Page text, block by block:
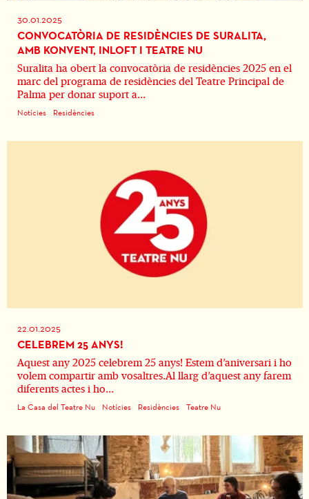
30.01.2025
CONVOCATÒRIA DE RESIDÈNCIES DE SURALITA,
AMB KONVENT, INLOFT I TEATRE NU
Suralita ha obert la convocatòria de residències 2025 en el
marc del programa de residències del Teatre Principal de
Palma per donar suport a...
Notícies Residències
22.01.2025
CELEBREM 25 ANYS!
Aquest any 2025 celebrem 25 anys! Estem d’aniversari i ho
volem compartir amb vosaltres.Al llarg d’aquest any farem
diferents actes i ho...
La Casa del Teatre Nu Notícies Residències Teatre Nu